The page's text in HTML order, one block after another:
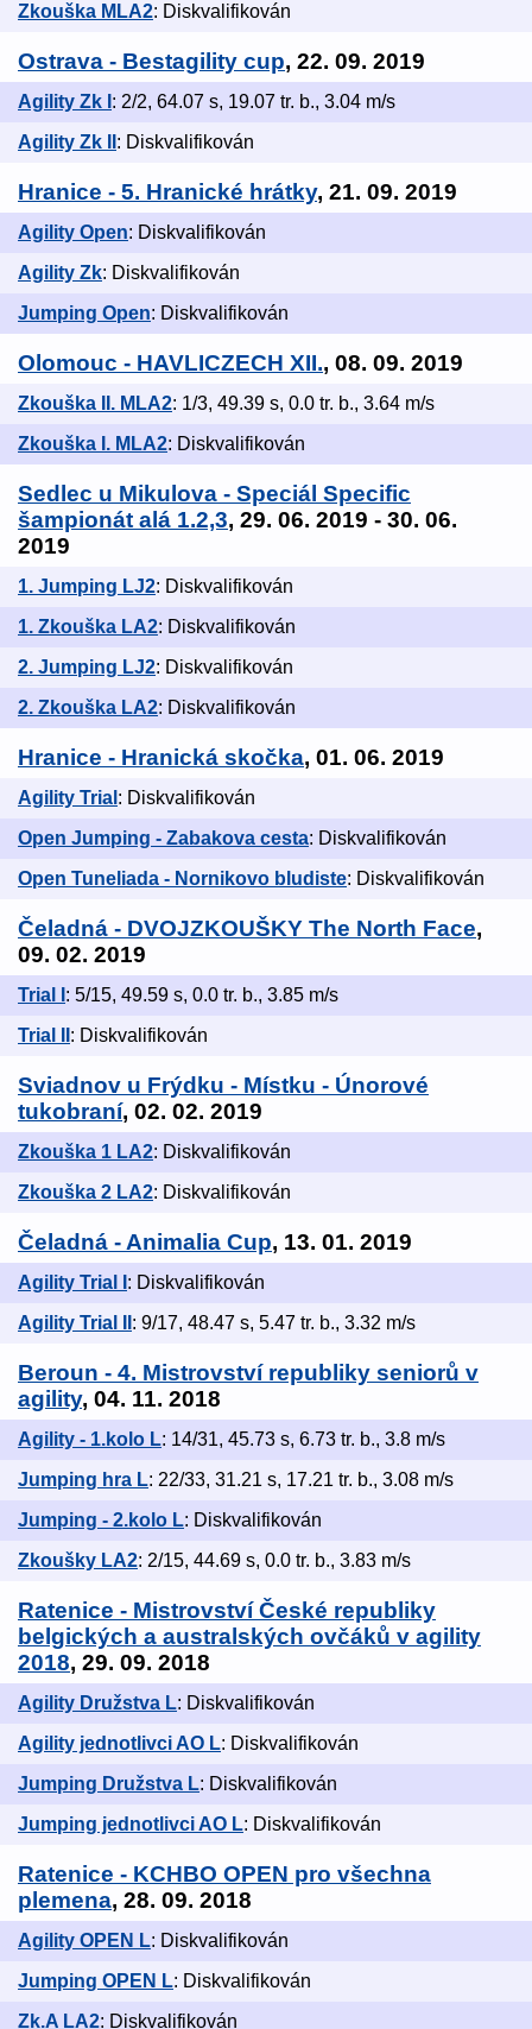
Zkouška MLA2: Diskvalifikován
Ostrava - Bestagility cup, 22. 09. 2019
Agility Zk I : 2/2, 64.07 s, 19.07 tr. b., 3.04 m/s
Agility Zk II : Diskvalifikován
Hranice - 5. Hranické hrátky, 21. 09. 2019
Agility Open: Diskvalifikován
Agility Zk: Diskvalifikován
Jumping Open: Diskvalifikován
Olomouc - HAVLICZECH XII., 08. 09. 2019
Zkouška II. MLA2: 1/3, 49.39 s, 0.0 tr. b., 3.64 m/s
Zkouška I. MLA2: Diskvalifikován
Sedlec u Mikulova - Speciál Specific
šampionát alá 1.2,3, 29. 06. 2019 - 30. 06.
2019
1. Jumping LJ2: Diskvalifikován
1. Zkouška LA2: Diskvalifikován
2. Jumping LJ2: Diskvalifikován
2. Zkouška LA2: Diskvalifikován
Hranice - Hranická skočka, 01. 06. 2019
Agility Trial : Diskvalifikován
Open Jumping - Zabakova cesta: Diskvalifikován
Open Tuneliada - Nornikovo bludiste: Diskvalifikován
Čeladná - DVOJZKOUŠKY The North Face,
09. 02. 2019
Trial I : 5/15, 49.59 s, 0.0 tr. b., 3.85 m/s
Trial II : Diskvalifikován
Sviadnov u Frýdku - Místku - Únorové
tukobraní, 02. 02. 2019
Zkouška 1 LA2: Diskvalifikován
Zkouška 2 LA2: Diskvalifikován
Čeladná - Animalia Cup, 13. 01. 2019
Agility Trial I : Diskvalifikován
Agility Trial II : 9/17, 48.47 s, 5.47 tr. b., 3.32 m/s
Beroun - 4. Mistrovství republiky seniorů v
agility, 04. 11. 2018
Agility - 1.kolo L: 14/31, 45.73 s, 6.73 tr. b., 3.8 m/s
Jumping hra L: 22/33, 31.21 s, 17.21 tr. b., 3.08 m/s
Jumping - 2.kolo L: Diskvalifikován
Zkoušky LA2: 2/15, 44.69 s, 0.0 tr. b., 3.83 m/s
Ratenice - Mistrovství České republiky
belgických a australských ovčáků v agility
2018, 29. 09. 2018
Agility Družstva L: Diskvalifikován
Agility jednotlivci AO L: Diskvalifikován
Jumping Družstva L: Diskvalifikován
Jumping jednotlivci AO L: Diskvalifikován
Ratenice - KCHBO OPEN pro všechna
plemena, 28. 09. 2018
Agility OPEN L: Diskvalifikován
Jumping OPEN L: Diskvalifikován
Zk.A LA2: Diskvalifikován